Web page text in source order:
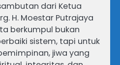
dari Ketua
H. Moestar Putrajaya
berkumpul bukan
sistem, tapi untuk
jiwa yang